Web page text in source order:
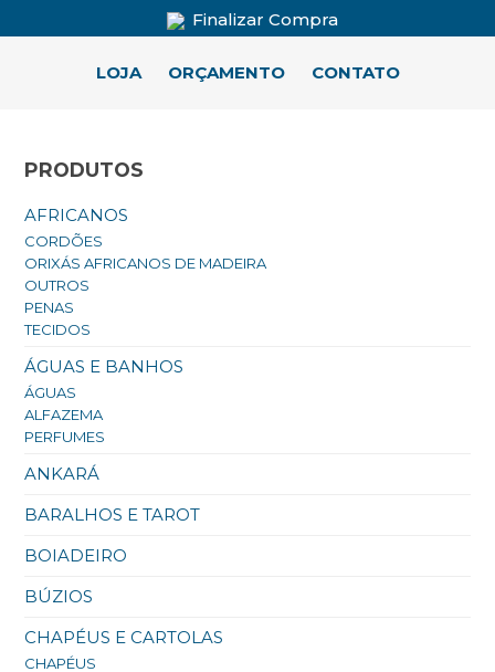
Finalizar Compra
LOJA ORÇAMENTO CONTATO
PRODUTOS
AFRICANOS
CORDÕES
ORIXÁS AFRICANOS DE MADEIRA
OUTROS
PENAS
TECIDOS
ÁGUAS E BANHOS
ÁGUAS
ALFAZEMA
PERFUMES
ANKARÁ
BARALHOS E TAROT
BOIADEIRO
BÚZIOS
CHAPÉUS E CARTOLAS
CHAPÉUS